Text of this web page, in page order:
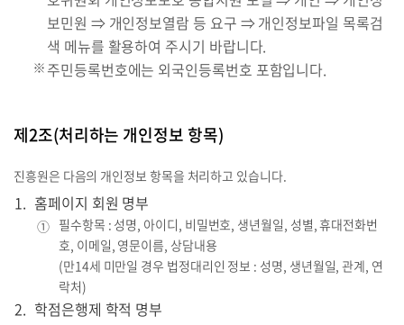
보민원 ⇒ 개인정보열람 등 요구 ⇒ 개인정보파일 목록검
색 메뉴를 활용하여 주시기 바랍니다.
주민등록번호에는 외국인등록번호 포함입니다.
제2조(처리하는 개인정보 항목)
진흥원은 다음의 개인정보 항목을 처리하고 있습니다.
홈페이지 회원 명부
① 필수항목 : 성명, 아이디, 비밀번호, 생년월일, 성별, 휴대전화번
호, 이메일, 영문이름, 상담내용
(만14세 미만일 경우 법정대리인 정보 : 성명, 생년월일, 관계, 연
락처)
학점은행제 학적 명부